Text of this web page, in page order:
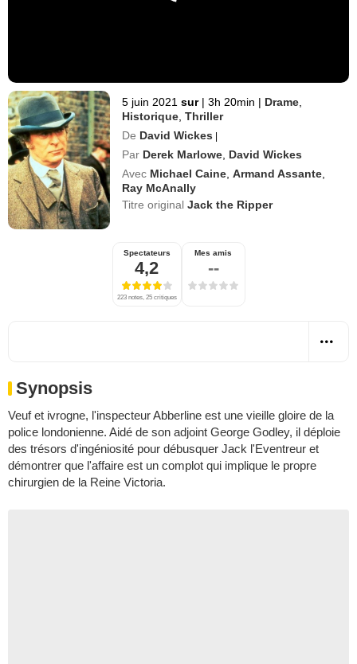
5 juin 2021 sur | 3h 20min | Drame
Historique ,Thriller
De David Wickes |
Par Derek Marlowe David Wickes
Avec Michael Caine ,Armand Assante
Ray McAnally
Titre originalJack the Ripper
Spectateurs
4,2
223 notes, 25 critiques
Mes amis
--
Synopsis
Veuf et ivrogne, l'inspecteur Abberline est une vieille gloire de la
police londonienne. Aidé de son adjoint George Godley, il déploie
des trésors d'ingéniosité pour débusquer Jack l'Eventreur et
démontrer que l'affaire est un complot qui implique le propre
chirurgien de la Reine Victoria.